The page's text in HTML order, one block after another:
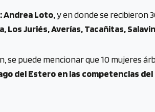
Andrea Loto,y en donde se recibieron
Los Juriés, Averías, Tacañitas,
puede mencionar que 10 mujeres
del Estero en las competencias